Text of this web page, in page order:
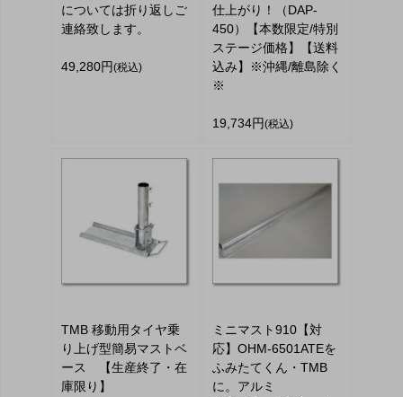
については折り返しご
連絡致します。
49,280円(税込)
仕上がり！（DAP-
450）【本数限定/特別
ステージ価格】【送料
込み】※沖縄/離島除く
※
19,734円(税込)
TMB 移動用タイヤ乗
り上げ型簡易マストベ
ース 【生産終了・在
庫限り】
ミニマスト910【対
応】OHM-6501ATEを
ふみたてくん・TMB
に。アルミ